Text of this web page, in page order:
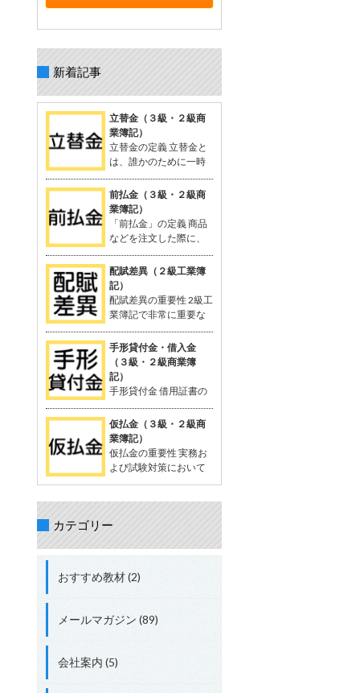
新着記事
立替金（３級・２級商
業簿記）
立替金の定義 立替金と
は、誰かのために一時
的に支払った代金で、
後日精算されるもの。 よく関連語句と
して「給料」がセットで出てくる。 立
替金の概念 例：従業員の個人的な支出
や取引先の負担すべき広告費などを、
一時的に立て替えて支払う。 支払った
金額は「将来返してもらう予定のお
金」として資産に計上される。 立替金
は「立替金の請求権」として扱われ、
資産勘定に計上。 簿記の問題での立替
金 給与支給時に従業員に対する立替金
を相殺する処理が出題されることがあ
る。 立替金の処理について理解してお
くことが重要。 具体的な取引例 例：従
業員の頼みで、個人的な支出65,000円
を立て替え、現金で支払う。 仕訳： 借
方：立替金 65,000円 貸方：現金
前払金（３級・２級商
業簿記）
「前払金」の定義 商品
などを注文した際に、
品物を受け取る前に支
払った手付金や内金のこと。 支払いに
関連する勘定科目として「前払金」が
使用される。 関連する用語：商品の仕
入れなど。 「前払金」の概念 契約や注
文が成立した際、手付金を支払うこと
が一般的。 支払った時点では品物の受
け取りが確定していないため、「一時
的に相手に預けているお金」として扱
う。 支払った金額は資産勘定に計上さ
れ、将来的に商品を受け取る権利を持
つと考えられる。 「前払金」の特性 仕
入れや費用として確定しているわけで
はない。 目的の品物が手に入らなけれ
ば、支払った金額を返金してもらうこ
ともある。 「前渡金」という用語も同
義で使用されることがある。 取引例
配賦差異（２級工業簿
記）
配賦差異の重要性 2級工
業簿記で非常に重要な
概念。 製造間接費を予
定配賦や標準原価計算で計算する際に
生じる差異。 試験対策として配賦差異
の理解は必須。 配賦差異の定義 配賦差
異は、製造間接費の予定配賦額（正常
配賦額）と実際発生額との差額。 この
差異の把握は、原価管理やコスト管理
において重要。 関連用語 「実際配
賦」、「予定配賦率」、「製造間接
費」、「部門費」など。 配賦差異には
「予算差異」と「操業度差異」の2種
類がある。 配賦差異の計算方法 予定
（正常）配賦額 = 予定（正常）配賦率
× 実際操業度。 実際発生額との差額が
配賦差異。 差異の処理方法 実際発生額
が予定額を上回る場合、追加コストと
して借方差異（不利差異）。 実際発生
額が予定額を下回る場合、コスト節約
手形貸付金・借入金
（３級・２級商業簿
記）
手形貸付金 借用証書の
代わりに約束手形を使
って行われる貸付債権。 資産に分類さ
れる。 手形を使わない場合は、「貸付
金」 手形借入金 借用証書の代わりに約
束手形を使って行われる借入債務。 負
債に分類される。 手形を使わない場合
れる場合：「手形借入金」 具体例 200
座預金に入金された場合： 借方：当座
+ 2,000,000円 総勘定元帳への転記 資
産：「当座預金 + 2,000,000円」 負
仮払金（３級・２級商
業簿記）
仮払金の重要性 実務お
よび試験対策において
重要な科目。 簿記3級以
類 資産勘定に分類される。 実際の支出
る。 仮払金の定義 支出金額や内容が確
定していない場合に一時的に支払う際
に使用する勘定科目。 支出内容が確定
した時点で精算処理を行い、仮払金は
解消される。 短期間で精算されること
が前提。 関連する勘定科目 現金や仮受
使用例 例: 出張費が確定しない場合、
社員に2,000円を仮払金として渡し、
カテゴリー
おすすめ教材 (2)
メールマガジン (89)
会社案内 (5)